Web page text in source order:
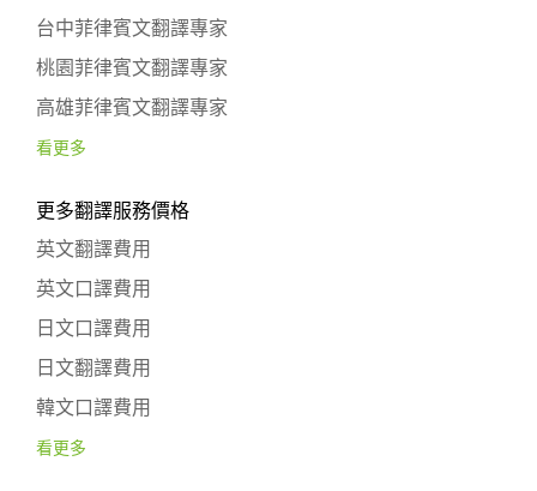
台中菲律賓文翻譯專家
桃園菲律賓文翻譯專家
高雄菲律賓文翻譯專家
看更多
更多翻譯服務價格
英文翻譯費用
英文口譯費用
日文口譯費用
日文翻譯費用
韓文口譯費用
看更多